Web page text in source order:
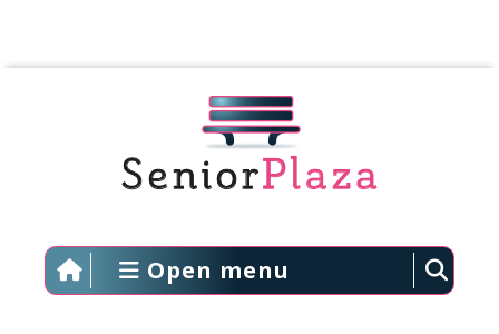
Open menu